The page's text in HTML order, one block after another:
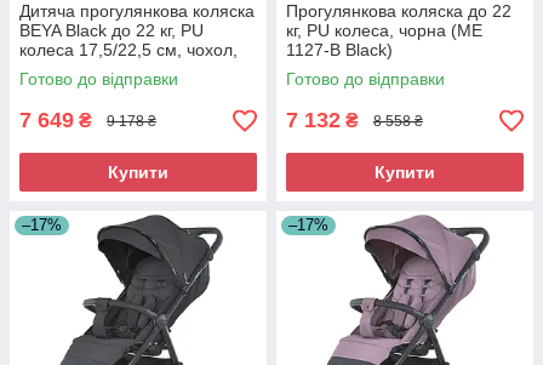
Дитяча прогулянкова коляска
BEYA Black до 22 кг, PU
колеса 17,5/22,5 см, чохол,
чорний (ME 1127-G)
Готово до відправки
7 649 ₴ 9 178 ₴
Купити
Прогулянкова коляска до 22
кг, PU колеса, чорна (ME
1127-B Black)
Готово до відправки
7 132 ₴ 8 558 ₴
Купити
–17% –17%